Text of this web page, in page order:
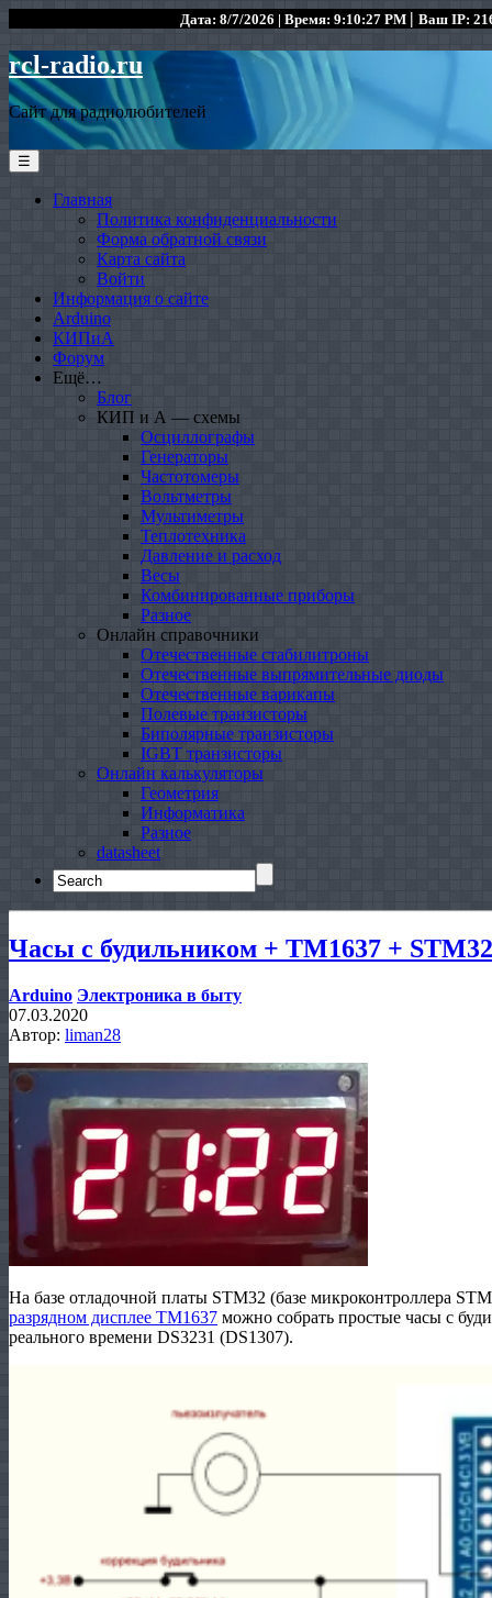
Дата: 8/7/2026 | Время: 9:10:27 PM | Ваш IP:
rcl-radio.ru
Сайт для радиолюбителей
☰
Главная
Политика конфиденциальности
Форма обратной связи
Карта сайта
Войти
Информация о сайте
Arduino
КИПиА
Форум
Ещё…
Блог
КИП и А — схемы
Осциллографы
Генераторы
Частотомеры
Вольтметры
Мультиметры
Теплотехника
Давление и расход
Весы
Комбинированные приборы
Разное
Онлайн справочники
Отечественные стабилитроны
Отечественные выпрямительные диоды
Отечественные варикапы
Полевые транзисторы
Биполярные транзисторы
IGBT транзисторы
Онлайн калькуляторы
Геометрия
Информатика
Разное
datasheet
Search
for:
Часы с будильником + TM1637 +
Arduino Электроника в быту
07.03.2020
Автор: liman28
На базе отладочной платы STM32 (базе микроконтроллера
разрядном дисплее TM1637 можно собрать простые часы с
реального времени DS3231 (DS1307).